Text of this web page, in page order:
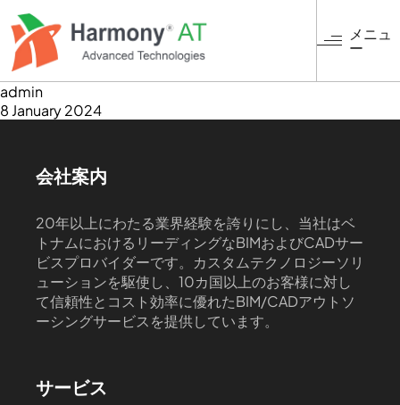
イ
コ
ン
テ
メニュ
ー
admin
8 January 2024
会社案内
20年以上にわたる業界経験を誇りにし、当社はベ
トナムにおけるリーディングなBIMおよびCADサー
ビスプロバイダーです。カスタムテクノロジーソリ
ューションを駆使し、10カ国以上のお客様に対し
て信頼性とコスト効率に優れたBIM/CADアウトソ
ーシングサービスを提供しています。
サービス